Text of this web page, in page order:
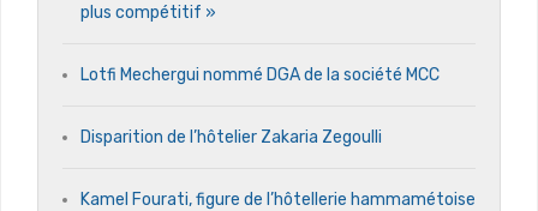
plus compétitif »
Lotfi Mechergui nommé DGA de la société MCC
Disparition de l’hôtelier Zakaria Zegoulli
Kamel Fourati, figure de l’hôtellerie hammamétoise